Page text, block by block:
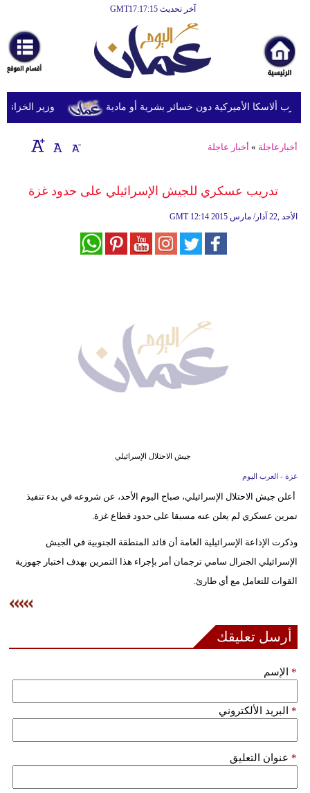
آخر تحديث GMT17:17:15
أخبارعاجلة
رياضة
ثقافة
إقتصاد
وموسيقى
علوم
أبراج
وزير الخزانة
أخبارعاجلة » أخبار عاجلة
تدريب عسكري للجيش الإسرائيلي على حدود غزة
GMT 12:14 2015 الأحد ,22 آذار/ مارس
جيش الاحتلال الإسرائيلي
غزة - العرب اليوم
أعلن جيش الاحتلال الإسرائيلي، صباح اليوم الأحد، عن شروعه في بدء تنفيذ
تمرين عسكري لم يعلن عنه مسبقا على حدود قطاع غزة.
وذكرت الإذاعة الإسرائيلية العامة أن قائد المنطقة الجنوبية في الجيش
الإسرائيلي الجنرال سامي ترجمان أمر بإجراء هذا التمرين بهدف اختبار جهوزية
القوات للتعامل مع أي طارئ.
أرسل تعليقك
الإسم *
البريد الألكتروني *
عنوان التعليق *